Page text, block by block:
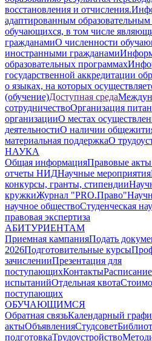
восстановления и отчисления.
адаптированным
обучающихся, в том числе
гражданамиО численности
иностранными гражданами
образовательных программах
государственной аккредитации
о языках, на которых
(обучение)Доступная среда
сотрудничествоОрганизация
организацииО местах
деятельностиО наличии
материальная поддержкаО
НАУКА
Общая информацияПравовые акты
отчеты НИДНаучные мероприятия
конкурсы, гранты, стипендии
кружкиЖурнал "PRO.Право"
научное обществоСтуденческая
правовая экспертиза
АБИТУРИЕНТАМ
Приемная кампанияПодать
2026Подготовительные курсы
зачисленииПрезентация для
поступающихКонтакты
испытанийОтдельная квота
поступающих
ОБУЧАЮЩИМСЯ
Обратная связьКалендарный
актыОбъявленияСтудсовет
подготовкаТрудоустройство